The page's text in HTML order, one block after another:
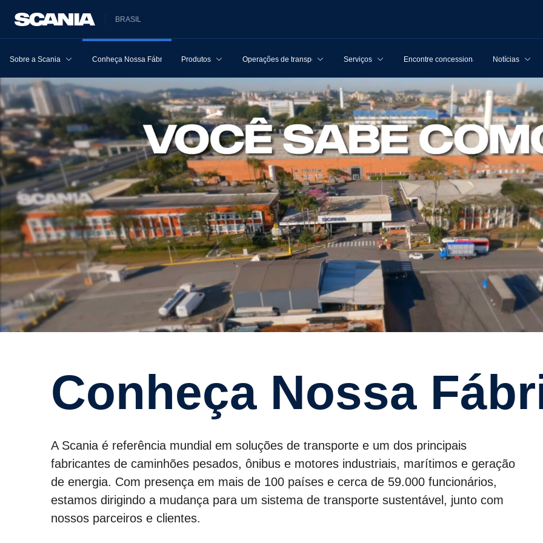
BRASIL
Sobre a Scania Conheça Nossa Fábrica Produtos Operações de transporte Serviços Encontre concessionárias Notícias
Conheça Nossa
A Scania é referência mundial em soluções de transporte e um dos principais
fabricantes de caminhões pesados, ônibus e motores industriais, marítimos e geração
de energia. Com presença em mais de 100 países e cerca de 59.000 funcionários,
estamos dirigindo a mudança para um sistema de transporte sustentável, junto com
nossos parceiros e clientes.